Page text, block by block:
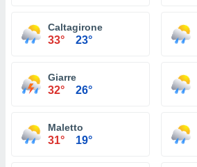
Caltagirone
33° 23°
Giarre
32° 26°
Maletto
31° 19°